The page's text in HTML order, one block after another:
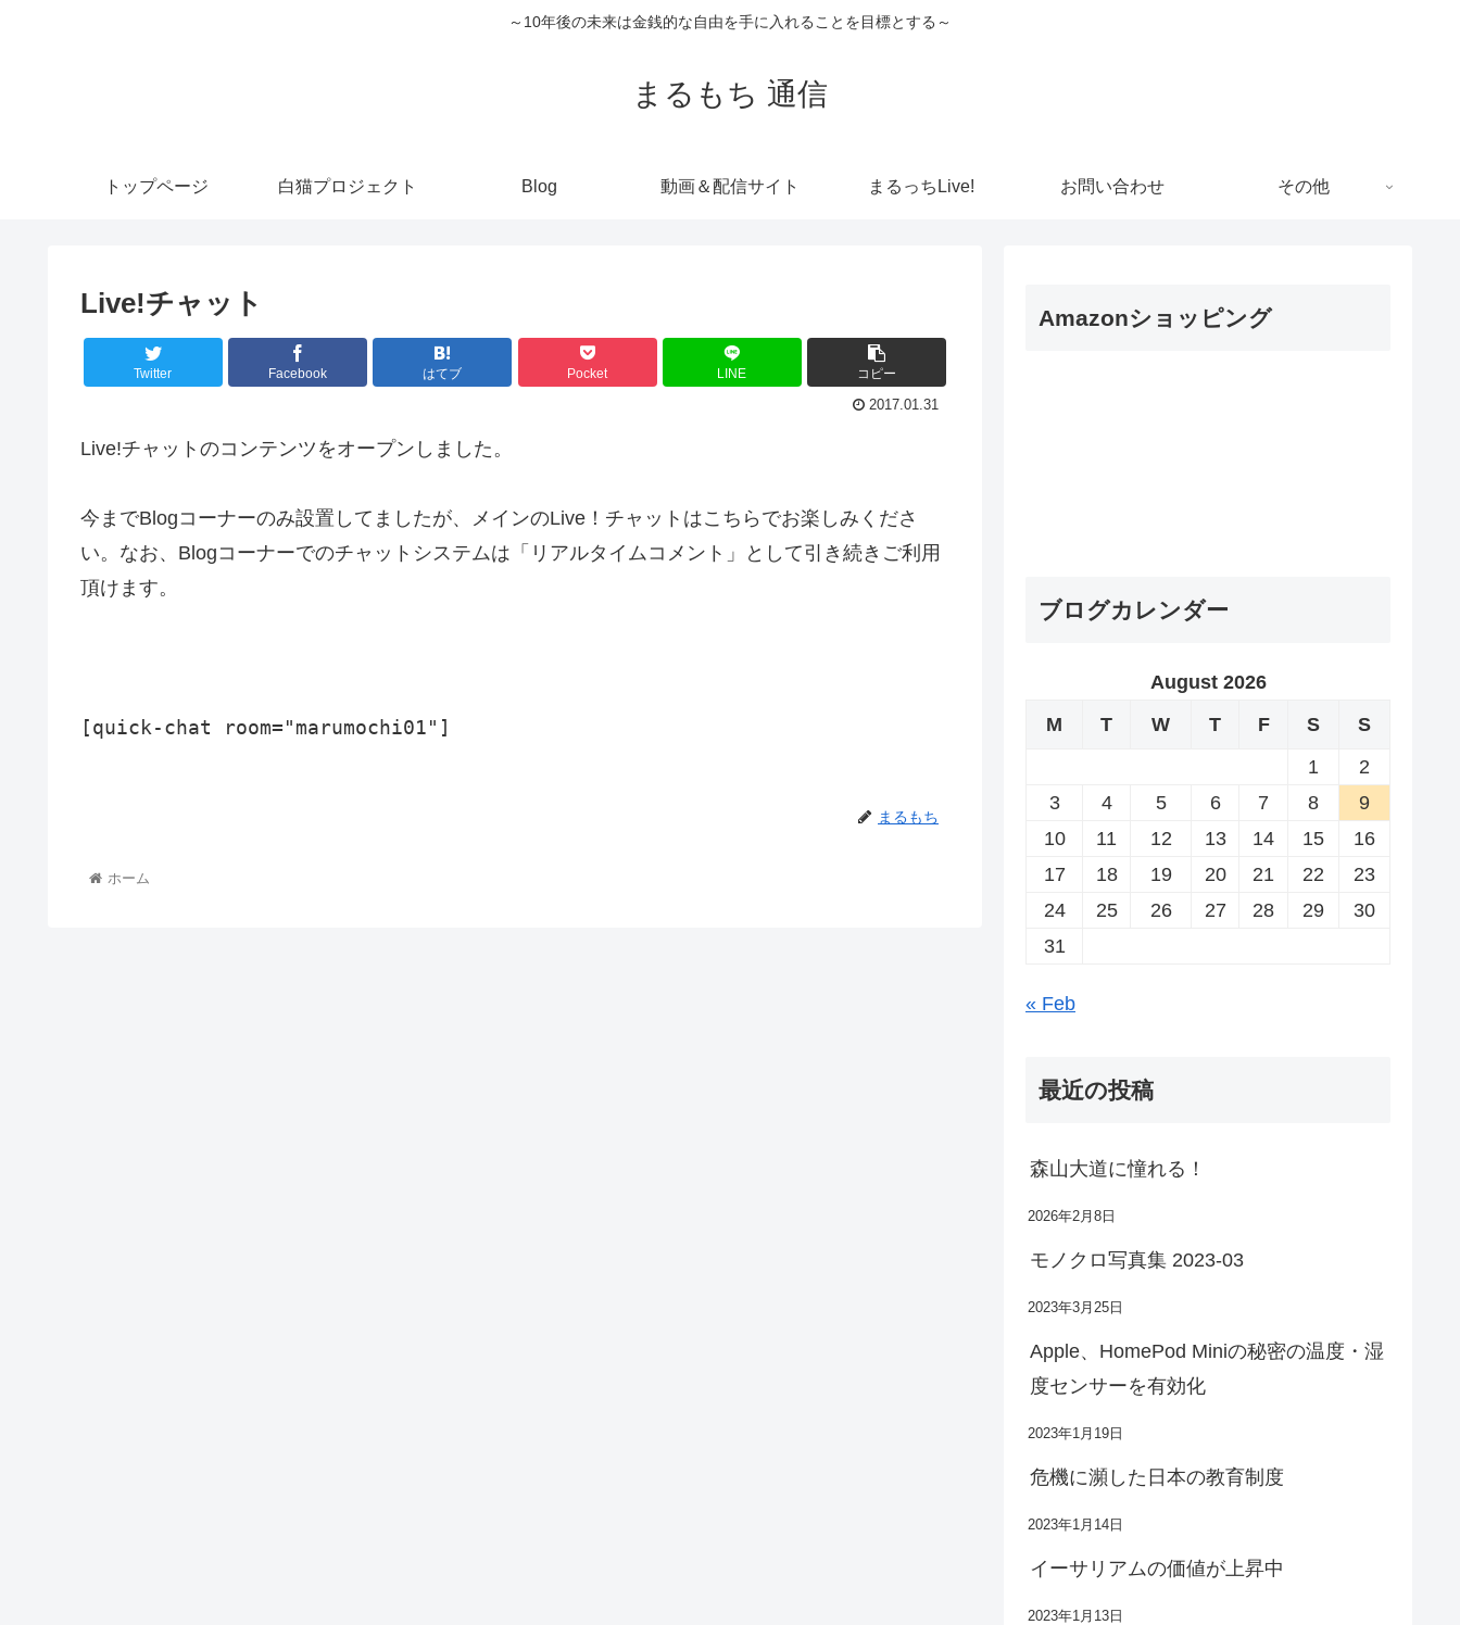
～10年後の未来は金銭的な自由を手に入れることを目標とする～
まるもち 通信
トップページ 白猫プロジェクト Blog 動画＆配信サイト まるっちLive! お問い合わせ その他
Live!チャット
Twitter Facebook はてブ Pocket LINE コピー
2017.01.31
Live!チャットのコンテンツをオープンしました。
今までBlogコーナーのみ設置してましたが、メインのLive！チャットはこちらでお楽しみくださ
い。なお、Blogコーナーでのチャットシステムは「リアルタイムコメント」として引き続きご利用
頂けます。
[quick-chat room="marumochi01" ]
まるもち
ホーム
Amazonショッピング
ブログカレンダー
August 2026
M
T W T F S
S
1
2
3
4 5 6 7 8
9
10
11 12 13 14 15
16
17
18 19 20 21 22
23
24
25 26 27 28 29
30
31
« Feb
最近の投稿
森山大道に憧れる！
2026年2月8日
モノクロ写真集 2023-03
2023年3月25日
Apple、HomePod Miniの秘密の温度・湿
度センサーを有効化
2023年1月19日
危機に瀕した日本の教育制度
2023年1月14日
イーサリアムの価値が上昇中
2023年1月13日